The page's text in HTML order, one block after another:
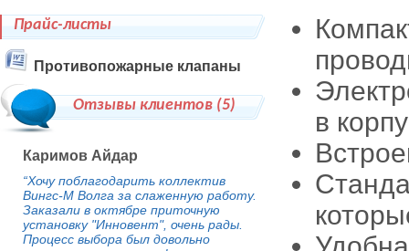
в
Прайс-листы
Противопожарные клапаны
Отзывы клиентов (5)
Каримов Айдар
“Хочу поблагодарить коллектив
Вингс-М Волга за слаженную работу.
Заказали в октябре приточную
установку "Инновент", очень рады.
Процесс выбора был довольно